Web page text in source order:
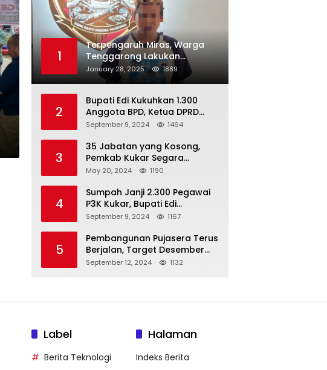
1
Terpengaruh Miras, Warga
Tenggarong Lakukan
Penganiayaan Kepada
Teman Sendiri
January 28, 2025 1889
2
Bupati Edi Kukuhkan 1.300
Anggota BPD, Ketua DPRD
Kukar : Lakukan Tupoksi
Pembangunan Secara Merata
September 9, 2024 1464
3
35 Jabatan yang Kosong,
Pemkab Kukar Segara
Mencari Pejabat yang
May 20, 2024 1190
4
Sumpah Janji 2.300 Pegawai
P3K Kukar, Bupati Edi
Damansyah Ingatkan
September 9, 2024 1167
5
Pembangunan Pujasera Terus
Berjalan, Target Desember
2024 Rampung
September 12, 2024 1132
Label
Berita Teknologi
Halaman
Indeks Berita